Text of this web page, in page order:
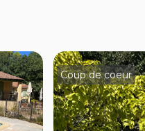
Coup de coeur